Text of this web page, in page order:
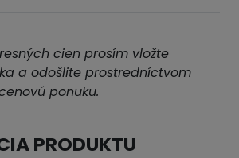
cien prosím vložte
a odošlite prostredníctvom
ponuku.
PRODUKTU